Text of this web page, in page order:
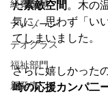
経費削減
ナノゾーン
デオグラス
福祉部門
新発売
た素敵空間 。木の
気に、思わず「い
てしまいました。
さらに嬉しかった
崎の応援カンパ二